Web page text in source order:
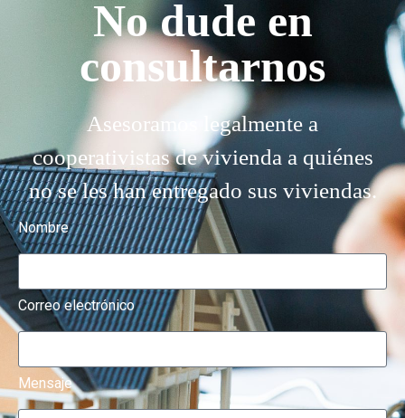
No dude en
consultarnos
Asesoramos legalmente a
cooperativistas de vivienda a quiénes
no se les han entregado sus viviendas.
Nombre
Correo electrónico
Mensaje